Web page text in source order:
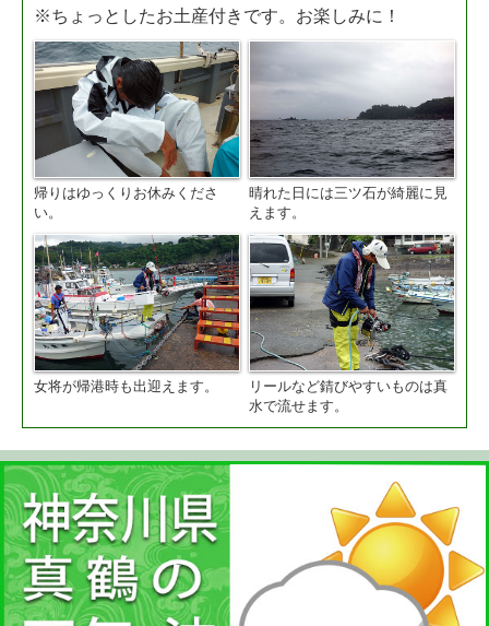
※ちょっとしたお土産付きです。お楽しみに！
帰りはゆっくりお休みくださ
い。
晴れた日には三ツ石が綺麗に見
えます。
女将が帰港時も出迎えます。
リールなど錆びやすいものは真
水で流せます。